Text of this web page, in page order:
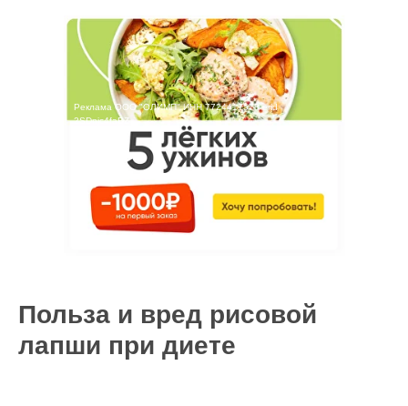
Реклама ООО "ОЛИМП" ИНН 7724417578 erid
2SDnjc4faBZ
Польза и вред рисовой
лапши при диете